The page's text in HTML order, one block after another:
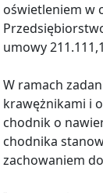
oświetleniem w
umowy
W ramach
krawężnikami i
chodnik o
chodnika
zachowaniem